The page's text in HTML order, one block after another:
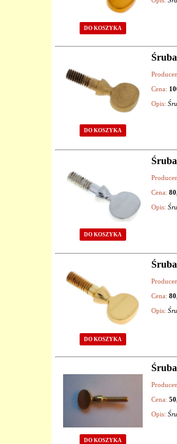
DO KOSZYKA
DO KOSZYKA
Cena:
Opis:
DO KOSZYKA
Cena:
Opis:
DO KOSZYKA
Cena:
Opis:
DO KOSZYKA
Cena:
Opis: